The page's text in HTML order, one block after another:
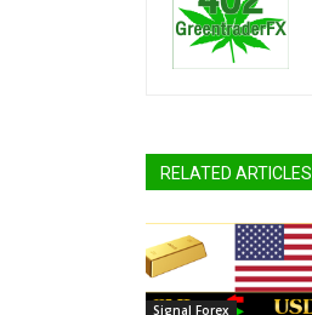
RELATED ARTICLES
Signal Forex